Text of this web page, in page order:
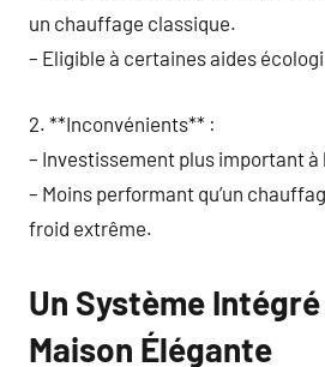
un chauffage classique.
– Eligible à certaines aides
2. **Inconvénients** :
– Investissement plus important à
– Moins performant qu’un
froid extrême.
Un Système
Maison Élégante